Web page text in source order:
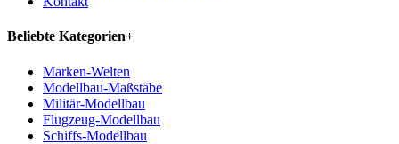
Beliebte Kategorien+
Marken-Welten
Modellbau-Maßstäbe
Militär-Modellbau
Flugzeug-Modellbau
Schiffs-Modellbau